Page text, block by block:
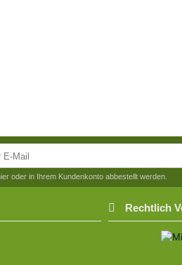
oder in Ihrem Kundenkonto abbestellt werden.
Rechtlich